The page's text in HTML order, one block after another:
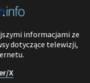
informacjami ze
dotyczące telewizji,
X